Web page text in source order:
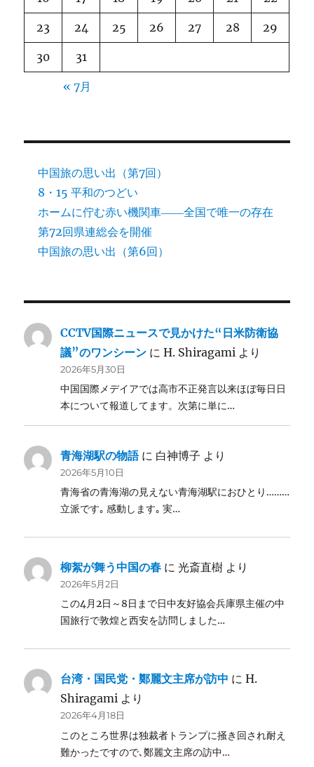
23 24 25 26 27 28 29
30 31
« 7月
中国旅の思い出（第7回）
8・15 平和のつどい
ホームに佇む赤い機関車――全国で唯一の存在
第72回県連総会を開催
中国旅の思い出（第6回）
CCTV国際ニュースで見かけた“日米防衛協
議”のワンシーン にH. Shiragami より
2026年5月30日
中国国際メデイアでは高市不正発言以来ほぼ毎日日
本について報道してます。次第に単に…
青海湖駅の物語に 白神博子 より
2026年5月10日
青海省の青海湖の見えない青海湖駅におひとり………
立派です｡ 感動します｡ 実…
柳絮が舞う中国の春 に光斎直樹 より
2026年5月2日
この4月2日～8日まで日中友好協会兵庫県主催の中
国旅行で敦煌と西安を訪問しました…
台湾・国民党・鄭麗文主席が訪中 にH.
Shiragami より
2026年4月18日
このところ世界は独裁者トランプに掻き回され耐え
難かったですので､鄭麗文主席の訪中…